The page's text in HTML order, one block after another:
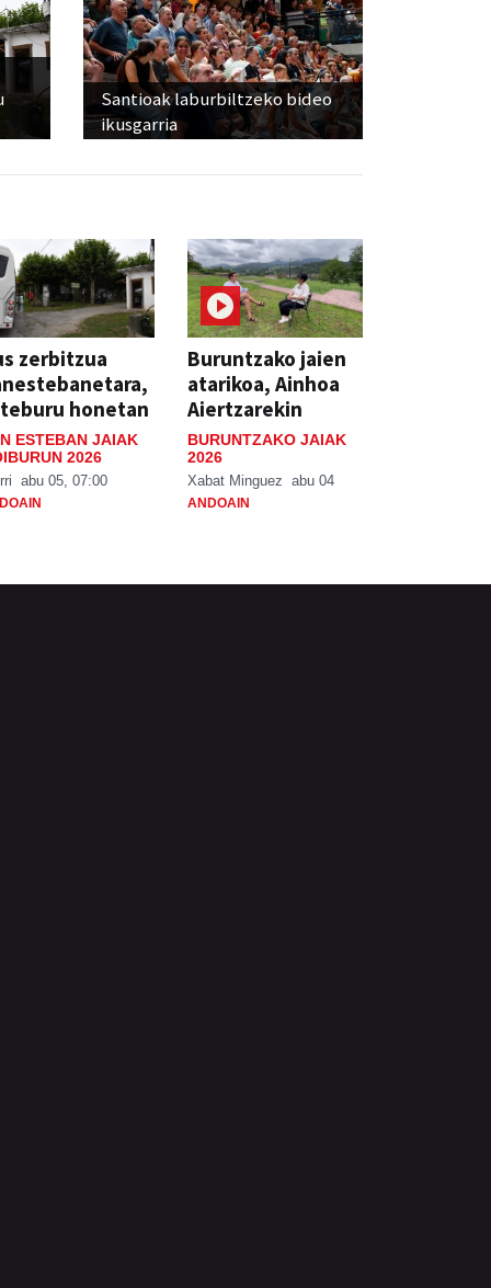
Santioak laburbiltzeko bideo
ikusgarria
zerbitzua
honetan
ESTEBAN JAIAK
2026
abu 05, 07:00
Buruntzako jaien
atarikoa, Ainhoa
Aiertzarekin
BURUNTZAKO JAIAK
2026
Xabat Minguez abu 04
ANDOAIN